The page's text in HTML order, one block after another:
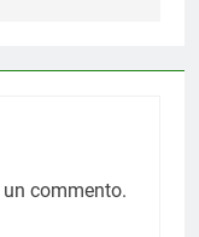
commento.